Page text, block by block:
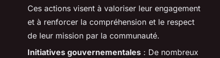
Ces actions visent à valoriser leur engagement
et à renforcer la compréhension et le respect
de leur mission par la communauté.
Initiatives gouvernementales : De nombreux